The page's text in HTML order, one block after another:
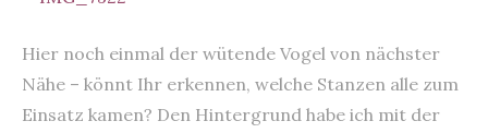
Hier noch einmal der wütende Vogel von nächster
Nähe – könnt Ihr erkennen, welche Stanzen alle zum
Einsatz kamen? Den Hintergrund habe ich mit der